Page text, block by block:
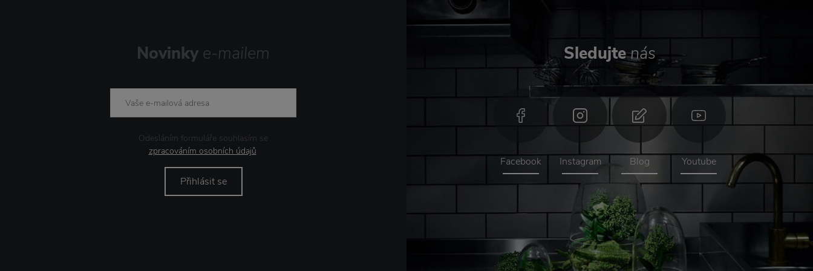
Novinky e-mailem
Odesláním formuláře souhlasím se
zpracováním osobních údajů.
Přihlásit se
Sledujtenás
Facebook Instagram Blog Youtube